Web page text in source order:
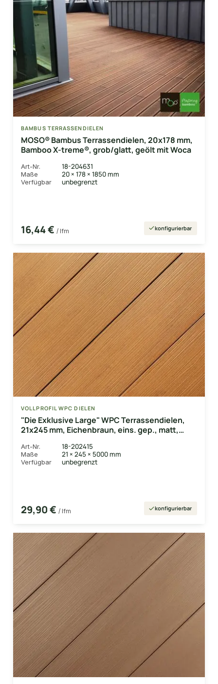
BAMBUS TERRASSENDIELEN
MOSO® Bambus Terrassendielen, 20x178 mm,
Bamboo X-treme®, grob/glatt, geölt mit Woca
Art-Nr. 18-204631
Maße 20 × 178 × 1850 mm
Verfügbar unbegrenzt
16,44 € / lfm konfigurierbar
VOLLPROFIL WPC DIELEN
"Die Exklusive Large" WPC Terrassendielen,
21x245 mm, Eichenbraun, eins. gep., matt,
Art-Nr. 18-202415
Maße 21 × 245 × 5000 mm
Verfügbar unbegrenzt
29,90 € / lfm konfigurierbar